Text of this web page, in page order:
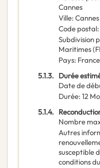
Cannes
Ville: Cannes
Code postal:
Subdivision
Maritimes(
Pays: France
5.1.3. Durée
Date de
Durée: 12
5.1.4.
Nombre
Autres
susceptible
conditions